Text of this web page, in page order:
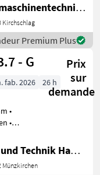
/ D34 /
Landmaschinentechnik Pichler GmbH
Kirchschlag
Premium Plus
- G
Prix
sur
demande
fab. 2026 26 h
•
•
mit
•
Land und Technik HandelsgesmbH
Münzkirchen